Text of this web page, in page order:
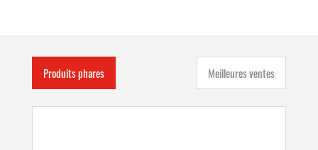
Produits phares Meilleures ventes